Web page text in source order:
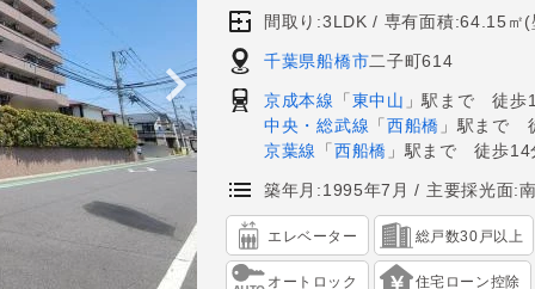
間取り:3LDK 専有面積:64.15㎡(
千葉県船橋市二子町614
京成本線 「 東中山 」駅まで 徒歩
中央・総武線 「 西船橋 」駅まで
京葉線
「 西船橋 」駅まで 徒歩14
築年月:1995年7月 主要採光面:
エレベーター 総戸数30戸以上
オートロック 住宅ローン控除